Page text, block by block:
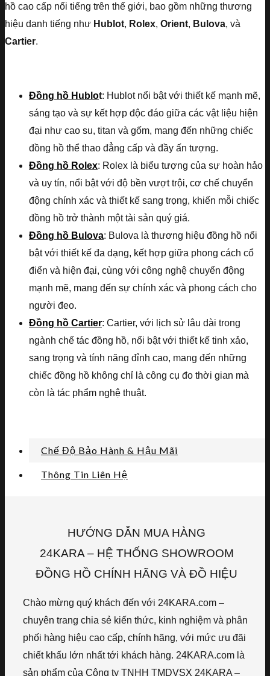
hồ cao cấp nổi tiếng trên thế giới, bao gồm những thương
hiệu danh tiếng như Hublot, Rolex, Orient, Bulova, và
Cartier.
Đồng hồ Hublot: Hublot nổi bật với thiết kế mạnh mẽ,
sáng tạo và sự kết hợp độc đáo giữa các vật liệu hiện
đại như cao su, titan và gốm, mang đến những chiếc
đồng hồ thể thao đẳng cấp và đầy ấn tượng.
Đồng hồ Rolex: Rolex là biểu tượng của sự hoàn hảo
và uy tín, nổi bật với độ bền vượt trội, cơ chế chuyển
động chính xác và thiết kế sang trọng, khiến mỗi chiếc
đồng hồ trở thành một tài sản quý giá.
Đồng hồ Bulova: Bulova là thương hiệu đồng hồ nổi
bật với thiết kế đa dạng, kết hợp giữa phong cách cổ
điển và hiện đại, cùng với công nghệ chuyển động
mạnh mẽ, mang đến sự chính xác và phong cách cho
người đeo.
Đồng hồ Cartier: Cartier, với lịch sử lâu dài trong
ngành chế tác đồng hồ, nổi bật với thiết kế tinh xảo,
sang trọng và tính năng đỉnh cao, mang đến những
chiếc đồng hồ không chỉ là công cụ đo thời gian mà
còn là tác phẩm nghệ thuật.
Chế Độ Bảo Hành & Hậu Mãi
Thông Tin Liên Hệ
HƯỚNG DẪN MUA HÀNG
24KARA – HỆ THỐNG SHOWROOM
ĐỒNG HỒ CHÍNH HÃNG VÀ ĐỒ HIỆU
Chào mừng quý khách đến với 24KARA.com –
chuyên trang chia sẻ kiến thức, kinh nghiệm và phân
phối hàng hiệu cao cấp, chính hãng, với mức ưu đãi
chiết khấu lớn nhất tới khách hàng. 24KARA.com là
sản phẩm của Công ty TNHH TMDVSX 24KARA –